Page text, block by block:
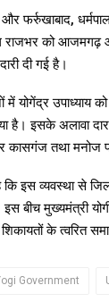
फर्रुखाबाद,
को आजमगढ़
दी गई है।
योगेंद्र उपाध्याय
है। इसके अलावा
तथा मनोज
इस व्यवस्था से
बीच मुख्यमंत्री
के त्वरित
Government